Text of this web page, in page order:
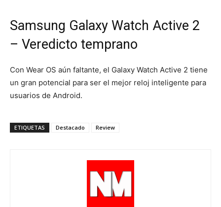
Samsung Galaxy Watch Active 2
– Veredicto temprano
Con Wear OS aún faltante, el Galaxy Watch Active 2 tiene
un gran potencial para ser el mejor reloj inteligente para
usuarios de Android.
ETIQUETAS Destacado Review